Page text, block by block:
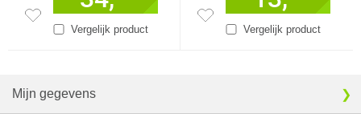
Vergelijk product Vergelijk product
Mijn gegevens